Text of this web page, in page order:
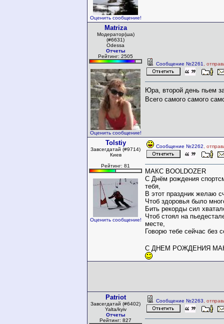
Оценить сообщение!
Matriza
Модератор(ша)
(#6631)
Odessa
Отчеты
Рейтинг: 2505
Оценить сообщение!
Сообщение №2261 ,
Юра, второй день пьем
Всего самого самого
Tolstiy
Завсегдатай (#9714)
Киев
Рейтинг: 81
Оценить сообщение!
Сообщение №2262 ,
МАКС BOOLDOZER
С Днём рождения
тебя,
В этот праздник желаю
Чтоб здоровья было
Бить рекорды сил
Чтоб стоял на
месте,
Говорю тебе сейчас без
С ДНЕМ РОЖДЕНИЯ
Patriot
Завсегдатай (#6402)
Yalta/kyiv
Отчеты
Рейтинг: 827
Сообщение №2263 ,